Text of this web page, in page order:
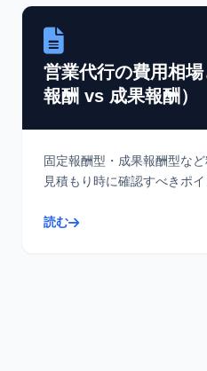
営業代行の費用相
報酬 vs 成果報酬）
固定報酬型・成果報酬型な
見積もり時に確認すべきポイ
読む